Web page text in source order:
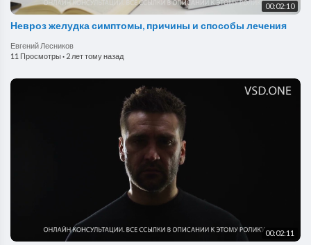
00:02:10
Невроз желудка симптомы, причины и способы лечения
Евгений Лесников
11 Просмотры· 2 лет тому назад
00:02:11